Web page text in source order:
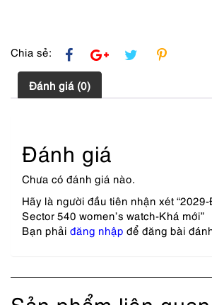
Chia sẻ:
Đánh giá (0)
Đánh giá
Chưa có đánh giá nào.
Hãy là người đầu tiên nhận xét
Sector 540 women’s watch-Khá mới”
Bạn phải đăng nhập để đăng bài